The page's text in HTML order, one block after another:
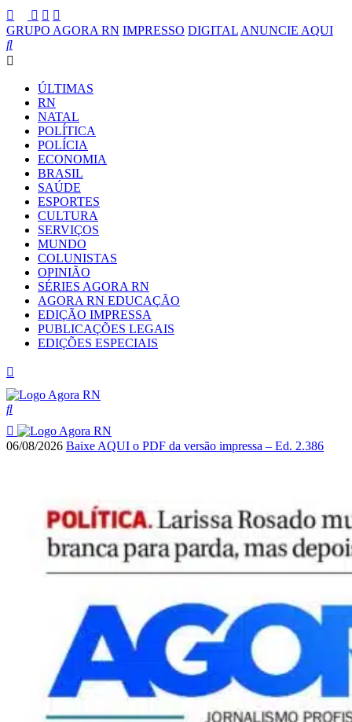
GRUPO AGORA RN IMPRESSO DIGITAL ANUNCIE AQUI
ÚLTIMAS
RN
NATAL
POLÍTICA
POLÍCIA
ECONOMIA
BRASIL
SAÚDE
ESPORTES
CULTURA
SERVIÇOS
MUNDO
COLUNISTAS
OPINIÃO
SÉRIES AGORA RN
AGORA RN EDUCAÇÃO
EDIÇÃO IMPRESSA
PUBLICAÇÕES LEGAIS
EDIÇÕES ESPECIAIS
06/08/2026 Baixe AQUI o PDF da versão impressa – Ed. 2.386